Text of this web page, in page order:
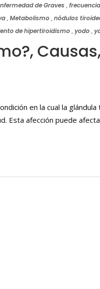
de Graves ,
,Metabolismo,nódulos
de hipertiroidismo,yodo,
en la cual la
Esta afección puede